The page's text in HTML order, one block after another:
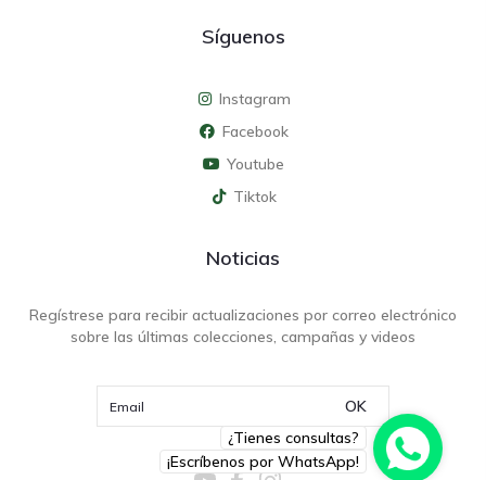
¿Tienes consultas?
¡Escríbenos por WhatsApp!
Síguenos
Instagram
Facebook
Youtube
Tiktok
Noticias
Regístrese para recibir actualizaciones por correo electrónico
sobre las últimas colecciones, campañas y videos
OK